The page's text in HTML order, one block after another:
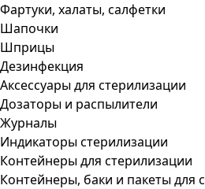
Фартуки, халаты, салфетки
Шапочки
Шприцы
Дезинфекция
Аксессуары для стерилизации
Дозаторы и распылители
Журналы
Индикаторы стерилизации
Контейнеры для стерилизации
Контейнеры, баки и пакеты для